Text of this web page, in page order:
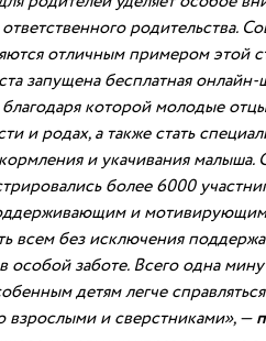
родительства.
отличным примером этой
запущена бесплатная
благодаря которой молодые
и родах, а также стать
и укачивания малыша.
более 6000
и
всем без исключения
особой заботе. Всего одна
детям легче
взрослыми и сверстниками», —